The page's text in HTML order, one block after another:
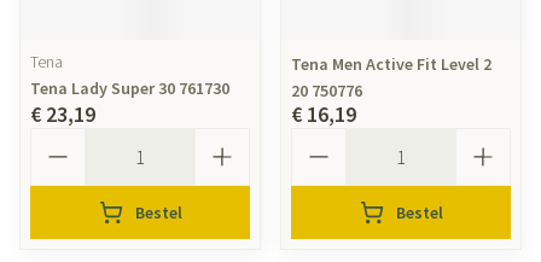
Tena
Tena Lady Super 30 761730
€ 23,19
Bestel
Tena Men Active Fit Level 2
20 750776
€ 16,19
Bestel